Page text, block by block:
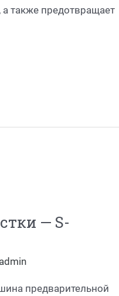
также предотвращает
— S-
admin
предварительной